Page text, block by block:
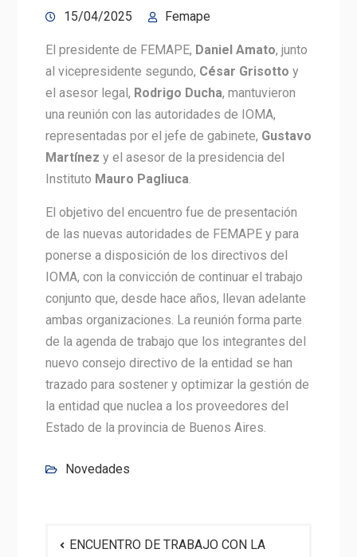
15/04/2025 Femape
El presidente de FEMAPE, Daniel Amato, junto
al vicepresidente segundo, César Grisotto y
el asesor legal, Rodrigo Ducha, mantuvieron
una reunión con las autoridades de IOMA,
representadas por el jefe de gabinete, Gustavo
Martínez y el asesor de la presidencia del
Instituto Mauro Pagliuca
El objetivo del encuentro fue de presentación
de las nuevas autoridades de FEMAPE y para
ponerse a disposición de los directivos del
IOMA, con la convicción de continuar el trabajo
conjunto que, desde hace años, llevan adelante
ambas organizaciones. La reunión forma parte
de la agenda de trabajo que los integrantes del
nuevo consejo directivo de la entidad se han
trazado para sostener y optimizar la gestión de
la entidad que nuclea a los proveedores del
Estado de la provincia de Buenos Aires.
Novedades
ENCUENTRO DE TRABAJO CON LA